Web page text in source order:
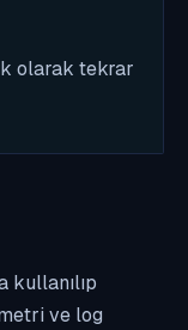
olarak tekrar
kullanılıp
ve log